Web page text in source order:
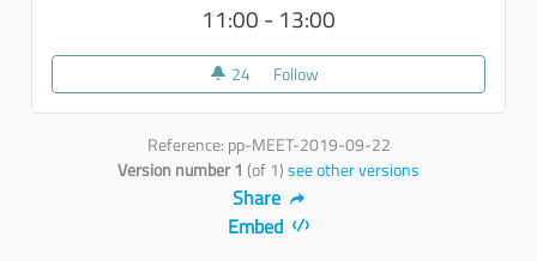
11:00 - 13:00
24 24 followers
Follow
Reference: pp-MEET-2019-09-22
Version number 1 (of 1)see other versions
Share
Embed